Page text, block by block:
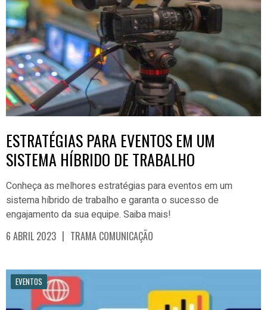
ESTRATÉGIAS PARA EVENTOS EM UM
SISTEMA HÍBRIDO DE TRABALHO
Conheça as melhores estratégias para eventos em um
sistema híbrido de trabalho e garanta o sucesso de
engajamento da sua equipe. Saiba mais!
6 ABRIL 2023 | TRAMA COMUNICAÇÃO
EVENTOS